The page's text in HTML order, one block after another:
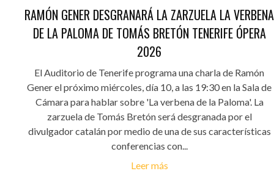
RAMÓN GENER DESGRANARÁ LA ZARZUELA LA VERBENA
DE LA PALOMA DE TOMÁS BRETÓN TENERIFE ÓPERA
2026
El Auditorio de Tenerife programa una charla de Ramón
Gener el próximo miércoles, día 10, a las 19:30 en la Sala de
Cámara para hablar sobre 'La verbena de la Paloma'. La
zarzuela de Tomás Bretón será desgranada por el
divulgador catalán por medio de una de sus características
conferencias con...
Leer más